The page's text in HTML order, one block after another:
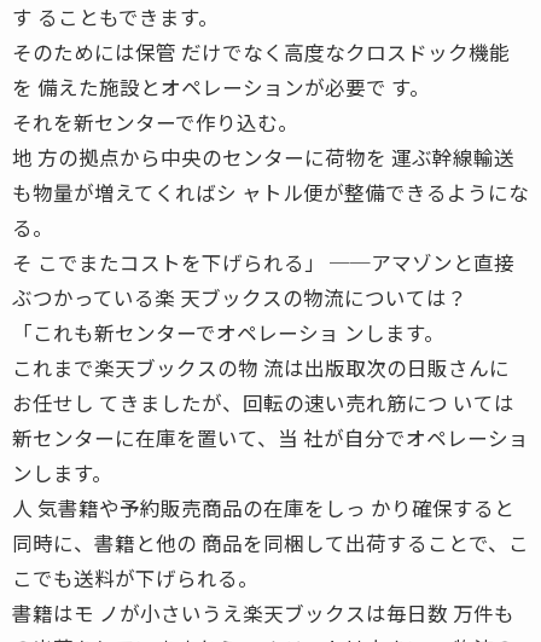
す ることもできます。
そのためには保管 だけでなく高度なクロスドック機能
を 備えた施設とオペレーションが必要で す。
それを新センターで作り込む。
地 方の拠点から中央のセンターに荷物を 運ぶ幹線輸送
も物量が増えてくればシ ャトル便が整備できるようにな
る。
そ こでまたコストを下げられる」 ──アマゾンと直接
ぶつかっている楽 天ブックスの物流については？
「これも新センターでオペレーショ ンします。
これまで楽天ブックスの物 流は出版取次の日販さんに
お任せし てきましたが、回転の速い売れ筋につ いては
新センターに在庫を置いて、当 社が自分でオペレーショ
ンします。
人 気書籍や予約販売商品の在庫をしっ かり確保すると
同時に、書籍と他の 商品を同梱して出荷することで、こ
こでも送料が下げられる。
書籍はモ ノが小さいうえ楽天ブックスは毎日数 万件も